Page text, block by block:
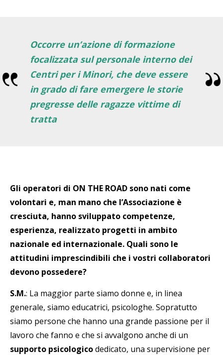
Occorre un’azione di formazione
focalizzata sul personale interno dei
Centri per i Minori, che deve essere
in grado di fare emergere le storie
pregresse delle ragazze vittime di
tratta
Gli operatori di ON THE ROAD sono nati come
volontari e, man mano che l’Associazione è
cresciuta, hanno sviluppato competenze,
esperienza, realizzato progetti in ambito
nazionale ed internazionale. Quali sono le
attitudini imprescindibili che i vostri collaboratori
devono possedere?
S.M.: La maggior parte siamo donne e, in linea
generale, siamo educatrici, psicologhe. Sopratutto
siamo persone che hanno una grande passione per il
lavoro che fanno e che si avvalgono anche di un
supporto psicologicodedicato, una supervisione per